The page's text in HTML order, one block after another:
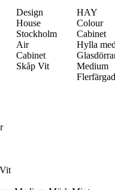
Design
House
Stockholm
Air
Cabinet
Skåp Vit
HAY
Colour
Cabinet
Hylla
Medium
Flerfärgad